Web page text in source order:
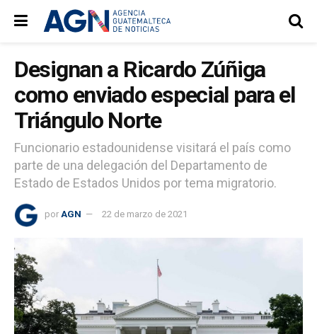
Designan a Ricardo Zúñiga
como enviado especial para el
Triángulo Norte
Funcionario estadounidense visitará el país como
parte de una delegación del Departamento de
Estado de Estados Unidos por tema migratorio.
por AGN 22 de marzo de 2021